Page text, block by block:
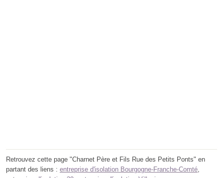
Retrouvez cette page "Charnet Père et Fils Rue des Petits Ponts" en
partant des liens : entreprise d'isolation Bourgogne-Franche-Comté,